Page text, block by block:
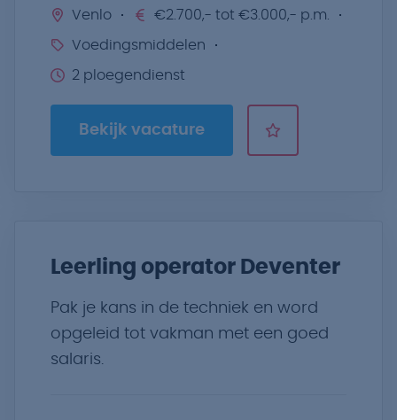
Venlo €2.700,- tot €3.000,- p.m.
Voedingsmiddelen
2 ploegendienst
Bekijk vacature
Leerling operator Deventer
Pak je kans in de techniek en word
opgeleid tot vakman met een goed
salaris.